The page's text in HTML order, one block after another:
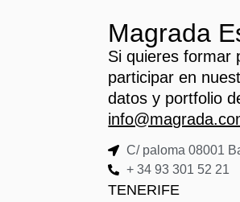
Magrada
Si quieres formar
participar en
datos y portfolio
C/ paloma 08001
+ 34 93 301 52 21
TENERIFE